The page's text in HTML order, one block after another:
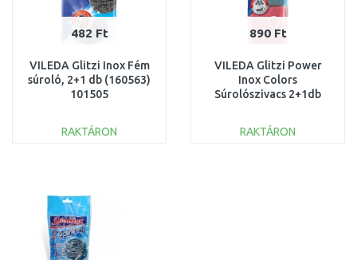
482 Ft
VILEDA Glitzi Inox Fém
súroló, 2+1 db (160563)
101505
RAKTÁRON
890 Ft
VILEDA Glitzi Power
Inox Colors
Súrolószivacs 2+1db
RAKTÁRON